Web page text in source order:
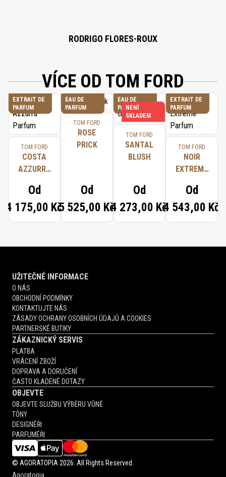
RODRIGO FLORES-ROUX
VÍCE OD TOM FORD
EXTRAIT DE
PARFUM
TOM FORD
COSTA
AZZURRA
Od
4 175,00 Kč
EAU DE
PARFUM
TOM FORD
ROSE
PRICK
Od
5 525,00 Kč
EAU DE
PARFUM
NENÍ
SKLADEM
TOM FORD
SANTAL
BLUSH
Od
4 273,00 Kč
EXTRAIT DE
PARFUM
TOM FORD
NOIR
EXTREME
Od
4 543,00 Kč
UŽITEČNÉ INFORMACE
O NÁS
OBCHODNÍ PODMÍNKY
KONTAKTUJTE NÁS
ZÁSADY OCHRANY OSOBNÍCH ÚDAJŮ A COOKIES
PARTNERSKÉ BUTIKY
ZÁKAZNICKÝ SERVIS
PLATBA
VRÁCENÍ ZBOŽÍ
DOPRAVA A DORUČENÍ
ČASTO KLADENÉ DOTAZY
OBJEVTE
OBJEVTE SLUŽBU VÝBĚRU VŮNĚ
TÓNY
DESIGNÉŘI
PARFUMÉŘI
© AGORATOPIA 2026. All Rights Reserved.
Agoratopia